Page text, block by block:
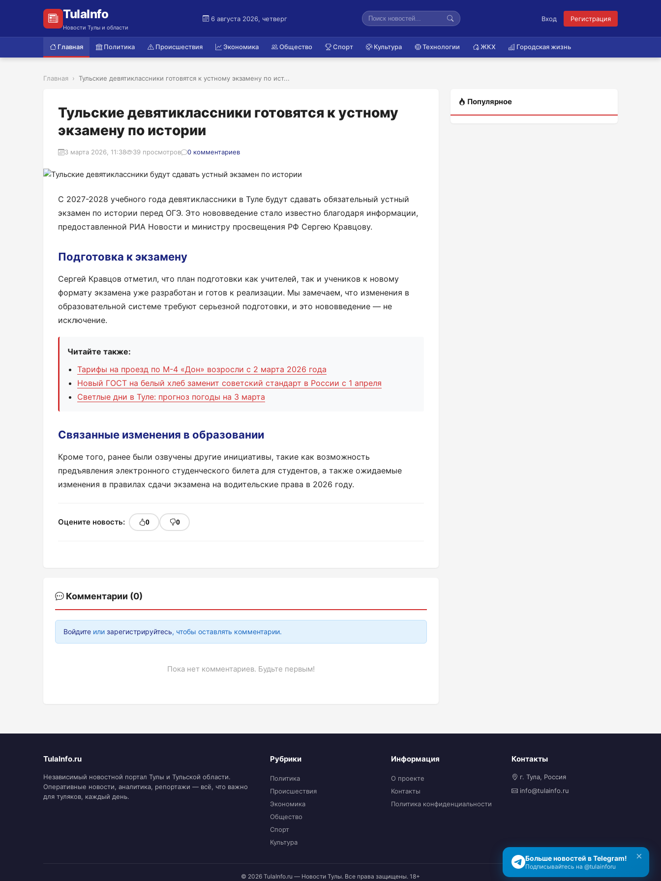
TulaInfo
Новости Тулы и области
6 августа 2026, четверг Вход Регистрация
Главная Политика Происшествия Экономика Общество Спорт Культура Технологии ЖКХ Городская жизнь
Главная Тульские девятиклассники готовятся к устному экзамену по ист...
Тульские девятиклассники готовятся к устному
экзамену по истории
3 марта 2026, 11:38 39 просмотров 0 комментариев
С 2027-2028 учебного года девятиклассники в Туле будут сдавать обязательный устный
экзамен по истории перед ОГЭ. Это нововведение стало известно благодаря информации,
предоставленной РИА Новости и министру просвещения РФ Сергею Кравцову.
Подготовка к экзамену
Сергей Кравцов отметил, что план подготовки как учителей, так и учеников к новому
формату экзамена уже разработан и готов к реализации. Мы замечаем, что изменения в
образовательной системе требуют серьезной подготовки, и это нововведение — не
исключение.
Читайте также:
Тарифы на проезд по М-4 «Дон» возросли с 2 марта 2026 года
Новый ГОСТ на белый хлеб заменит советский стандарт в России с 1 апреля
Светлые дни в Туле: прогноз погоды на 3 марта
Связанные изменения в образовании
Кроме того, ранее были озвучены другие инициативы, такие как возможность
предъявления электронного студенческого билета для студентов, а также ожидаемые
изменения в правилах сдачи экзамена на водительские права в 2026 году.
Оцените новость: 0 0
Комментарии (0)
Войдите или зарегистрируйтесь, чтобы оставлять комментарии.
Пока нет комментариев. Будьте первым!
Популярное
TulaInfo.ru
Независимый новостной портал Тулы и Тульской области.
Оперативные новости, аналитика, репортажи — всё, что важно
для туляков, каждый день.
Рубрики
Политика
Происшествия
Экономика
Общество
Спорт
Культура
Информация
О проекте
Контакты
Политика конфиденциальности
Контакты
г. Тула, Россия
info@tulainfo.ru
© 2026 TulaInfo.ru — Новости Тулы. Все права защищены. 18+
Больше новостей в Telegram!
Подписывайтесь на @tulainforu
×